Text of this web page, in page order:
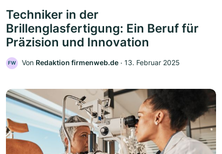
Techniker in der
Brillenglasfertigung: Ein Beruf für
Präzision und Innovation
FW Von Redaktion firmenweb.de ‧ 13. Februar 2025